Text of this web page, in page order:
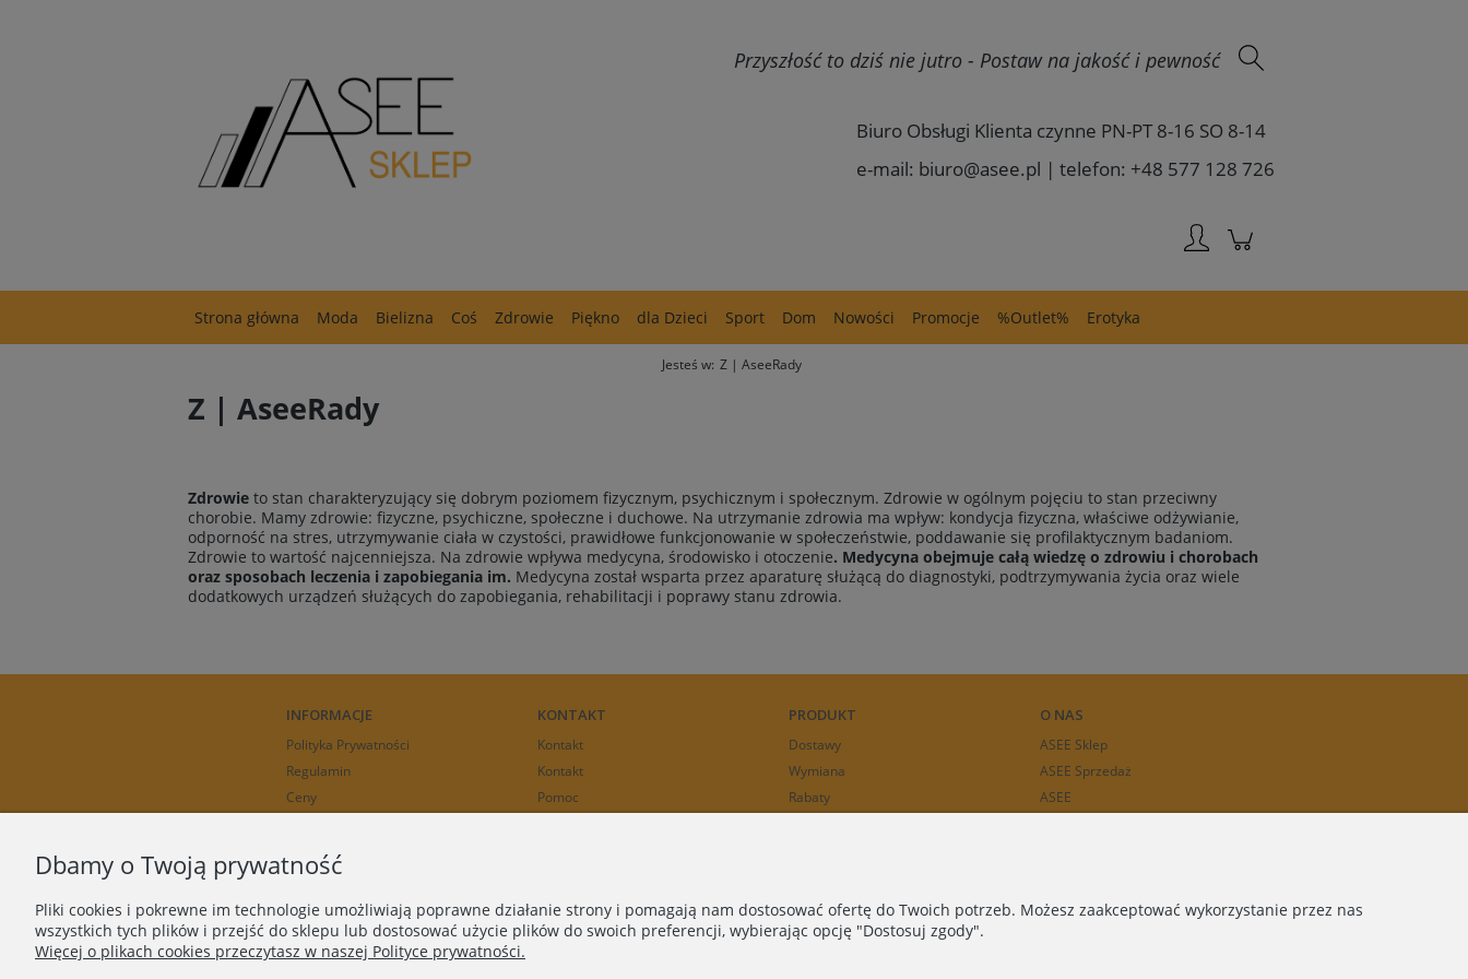
Przyszłość to dziś nie jutro - Postaw na jakość i pewność
Biuro Obsługi Klienta czynne PN-PT 8-16 SO 8-14
e-mail: biuro@asee.pl | telefon: +48 577 128 726
Strona główna Moda Bielizna Coś Zdrowie Piękno dla Dzieci Sport Dom Nowości Promocje %Outlet% Erotyka
Jesteś w: Z | AseeRady
Z | AseeRady
Zdrowie to stan charakteryzujący się dobrym poziomem fizycznym, psychicznym i społecznym. Zdrowie w ogólnym pojęciu to stan przeciwny
chorobie. Mamy zdrowie: fizyczne, psychiczne, społeczne i duchowe. Na utrzymanie zdrowia ma wpływ: kondycja fizyczna, właściwe odżywianie,
odporność na stres, utrzymywanie ciała w czystości, prawidłowe funkcjonowanie w społeczeństwie, poddawanie się profilaktycznym badaniom.
Zdrowie to wartość najcenniejsza. Na zdrowie wpływa medycyna, środowisko i otoczenie. Medycyna obejmuje całą wiedzę o zdrowiu i chorobach
oraz sposobach leczenia i zapobiegania im. Medycyna został wsparta przez aparaturę służącą do diagnostyki, podtrzymywania życia oraz wiele
dodatkowych urządzeń służących do zapobiegania, rehabilitacji i poprawy stanu zdrowia.
INFORMACJE
Polityka Prywatności
Regulamin
Ceny
KONTAKT
Kontakt
Kontakt
Pomoc
PRODUKT
Dostawy
Wymiana
Rabaty
O NAS
ASEE Sklep
ASEE Sprzedaż
ASEE
Copyright © 2018 - 2025 |ASEE| Wszelkie prawa zastrzeżone
Dbamy o Twoją prywatność
Pliki cookies i pokrewne im technologie umożliwiają poprawne działanie strony i pomagają nam dostosować ofertę do Twoich potrzeb. Możesz zaakceptować wykorzystanie przez nas
wszystkich tych plików i przejść do sklepu lub dostosować użycie plików do swoich preferencji, wybierając opcję "Dostosuj zgody".
Więcej o plikach cookies przeczytasz w naszej Polityce prywatności.